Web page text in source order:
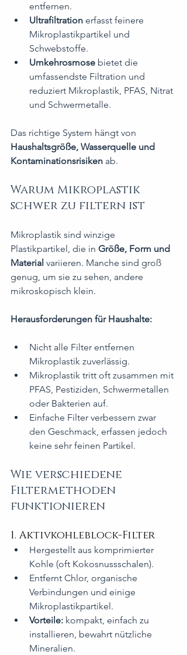
entfernen.
Ultrafiltration erfasst feinere
Mikroplastikpartikel und
Schwebstoffe.
Umkehrosmose bietet die
umfassendste Filtration und
reduziert Mikroplastik, PFAS, Nitrat
und Schwermetalle.
Das richtige System hängt von
Haushaltsgröße, Wasserquelle und
Kontaminationsrisiken ab.
Warum Mikroplastik
schwer zu filtern ist
Mikroplastik sind winzige
Plastikpartikel, die in Größe, Form und
Material variieren. Manche sind groß
genug, um sie zu sehen, andere
mikroskopisch klein.
Herausforderungen für Haushalte:
Nicht alle Filter entfernen
Mikroplastik zuverlässig.
Mikroplastik tritt oft zusammen mit
PFAS, Pestiziden, Schwermetallen
oder Bakterien auf.
Einfache Filter verbessern zwar
den Geschmack, erfassen jedoch
keine sehr feinen Partikel.
Wie verschiedene
Filtermethoden
funktionieren
1. Aktivkohleblock-Filter
Hergestellt aus komprimierter
Kohle (oft Kokosnussschalen).
Entfernt Chlor, organische
Verbindungen und einige
Mikroplastikpartikel.
Vorteile: kompakt, einfach zu
installieren, bewahrt nützliche
Mineralien.